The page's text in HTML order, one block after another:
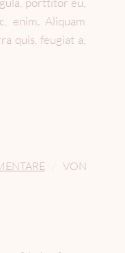
enim. Aliquam
quis, feugiat a,
VON